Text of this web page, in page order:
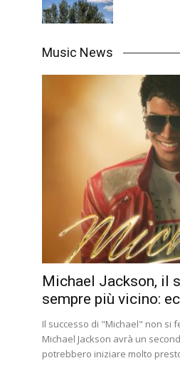
Music News
Michael Jackson, il
sempre più vicino:
Il successo di "Michael" non si
Michael Jackson avrà un
potrebbero iniziare molto